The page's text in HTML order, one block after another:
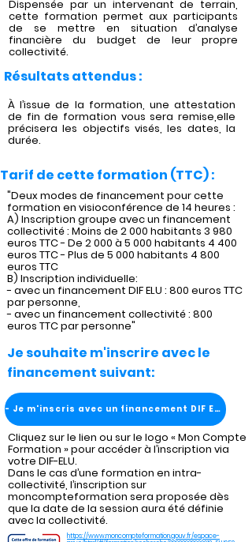
Dispensée par un intervenant de terrain,
cette formation permet aux participants
de se mettre en situation d’analyse
financière du budget de leur propre
collectivité.
Résultats attendus :
À l’issue de la formation, une attestation
de fin de formation vous sera remise,elle
précisera les objectifs visés, les dates, la
durée.
Tarif de cette formation (TTC) :
"Deux modes de financement pour cette
formation en visioconférence de 14 heures :
A) Inscription groupe avec un financement
collectivité : Moins de 2 000 habitants 3 980
euros TTC - De 2 000 à 5 000 habitants 4 400
euros TTC - Plus de 5 000 habitants 4 800
euros TTC
B) Inscription individuelle:
- avec un financement DIF ELU : 800 euros TTC
par personne,
- avec un financement collectivité : 800
euros TTC par personne"
Je souhaite m'inscrire avec le
financement suivant:
- Je m'inscris avec un financement DIF ELU
Cliquez sur le lien ou sur le logo « Mon Compte
Formation » pour accéder à l’inscription via
votre DIF-ELU.
Dans le cas d’une formation en intra-
collectivité, l’inscription sur
moncompteformation sera proposée dès
que la date de la session aura été définie
avec la collectivité.
https://www.moncompteformation.gouv.fr/espace-